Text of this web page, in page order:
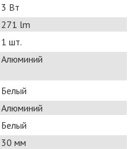
3 Bт
271 lm
1 шт.
Алюминий
Белый
Алюминий
Белый
30 мм